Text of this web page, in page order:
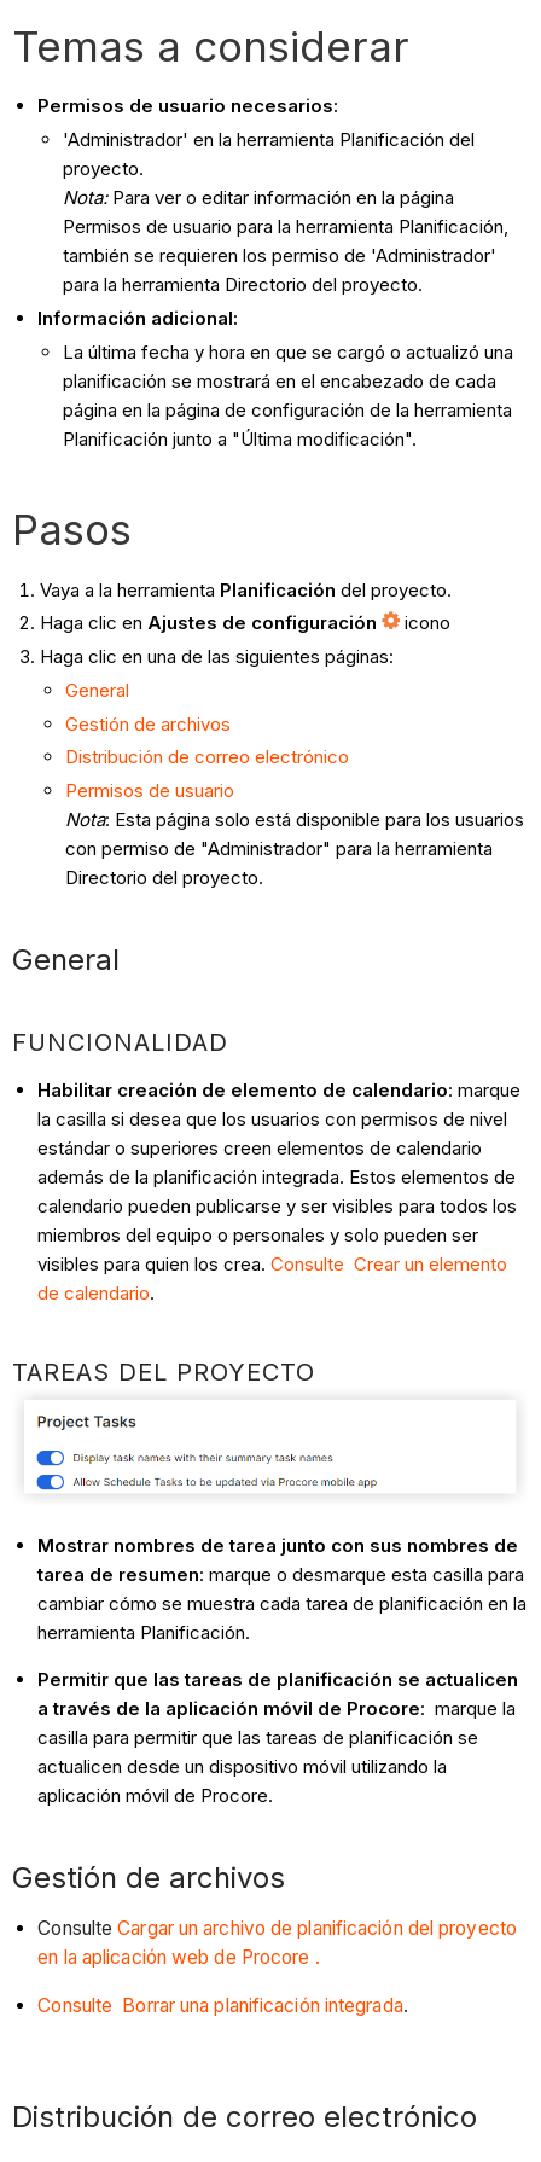
Temas a considerar
Permisos de usuario necesarios:
'Administrador' en la herramienta Planificación del
proyecto.
Nota: Para ver o editar información en la página
Permisos de usuario para la herramienta Planificación,
también se requieren los permiso de 'Administrador'
para la herramienta Directorio del proyecto.
Información adicional:
La última fecha y hora en que se cargó o actualizó una
planificación se mostrará en el encabezado de cada
página en la página de configuración de la herramienta
Planificación junto a "Última modificación".
Pasos
Vaya a la herramienta Planificación del proyecto.
Haga clic en Ajustes de configuración
icono
Haga clic en una de las siguientes páginas:
General
Gestión de archivos
Distribución de correo electrónico
Permisos de usuario
Nota: Esta página solo está disponible para los usuarios
con permiso de "Administrador" para la herramienta
Directorio del proyecto.
General
FUNCIONALIDAD
Habilitar creación de elemento de calendario: marque
la casilla si desea que los usuarios con permisos de nivel
estándar o superiores creen elementos de calendario
además de la planificación integrada. Estos elementos de
calendario pueden publicarse y ser visibles para todos los
miembros del equipo o personales y solo pueden ser
visibles para quien los crea.Consulte Crear un elemento
de calendario.
TAREAS DEL PROYECTO
Mostrar nombres de tarea junto con sus nombres de
tarea de resumen: marque o desmarque esta casilla para
cambiar cómo se muestra cada tarea de planificación en la
herramienta Planificación.
Permitir que las tareas de planificación se actualicen
a través de la aplicación móvil de Procore: marque la
casilla para permitir que las tareas de planificación se
actualicen desde un dispositivo móvil utilizando la
aplicación móvil de Procore.
Gestión de archivos
ConsulteCargar un archivo de planificación del proyecto
en la aplicación web de Procore .
Consulte Borrar una planificación integrada.
Distribución de correo electrónico